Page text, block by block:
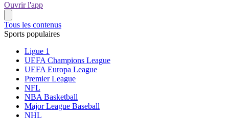
Ouvrir l'app
Tous les contenus
Sports populaires
Ligue 1
UEFA Champions League
UEFA Europa League
Premier League
NFL
NBA Basketball
Major League Baseball
NHL